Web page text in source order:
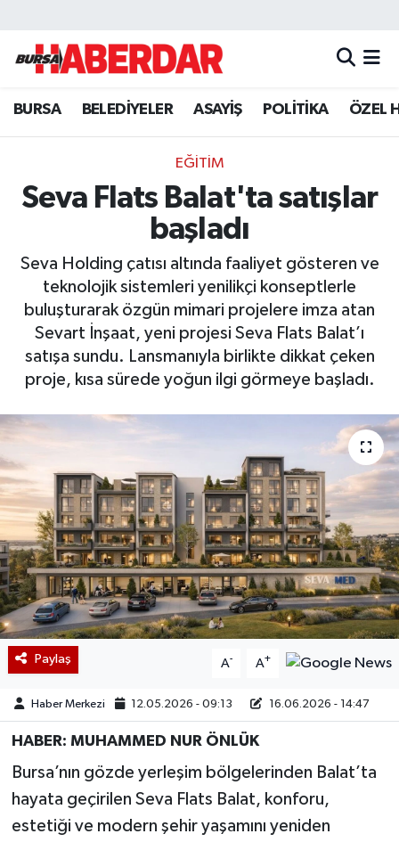
BURSA BELEDİYELER ASAYİŞ POLİTİKA ÖZEL
EĞİTİM
Seva Flats Balat'ta satışlar
başladı
Seva Holding çatısı altında faaliyet gösteren ve
teknolojik sistemleri yenilikçi konseptlerle
buluşturarak özgün mimari projelere imza atan
Sevart İnşaat, yeni projesi Seva Flats Balat’ı
satışa sundu. Lansmanıyla birlikte dikkat çeken
proje, kısa sürede yoğun ilgi görmeye başladı.
Paylaş A- A+
Haber Merkezi 12.05.2026 - 09:13 16.06.2026 - 14:47
HABER: MUHAMMED NUR ÖNLÜK
Bursa’nın gözde yerleşim bölgelerinden Balat’ta
hayata geçirilen Seva Flats Balat, konforu,
estetiği ve modern şehir yaşamını yeniden
Hava Durumu
Trafik Durumu
Süper Lig Puan Durumu ve Fikstür
Tüm Manşetler
Haber Arşivi